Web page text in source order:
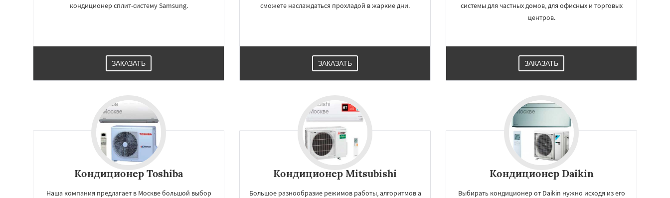
кондиционер сплит-систему Samsung.
ЗАКАЗАТЬ
сможете наслаждаться прохладой в жаркие дни.
ЗАКАЗАТЬ
системы для частных домов, для офисных и торговых
центров.
ЗАКАЗАТЬ
Кондиционер Toshiba
Наша компания предлагает в Москве большой выбор
Кондиционер Mitsubishi
Большое разнообразие режимов работы, алгоритмов а
Кондиционер Daikin
Выбирать кондиционер от Daikin нужно исходя из его